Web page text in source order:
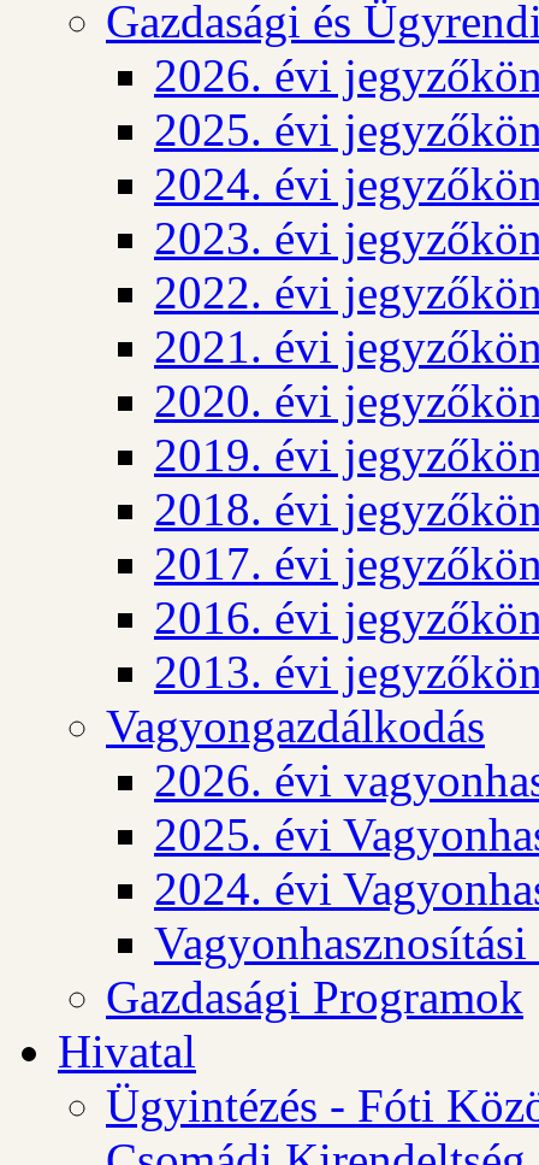
Gazdasági és
2026. évi
2025. évi
2024. évi
2023. évi
2022. évi
2021. évi
2020. évi
2019. évi
2018. évi
2017. évi
2016. évi
2013. évi
Vagyongazdálkodás
2026. évi
2025. évi
2024. évi
Gazdasági Programok
Hivatal
Ügyintézés - Fóti